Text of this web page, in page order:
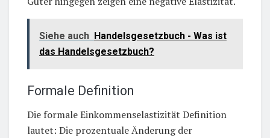
Siehe auch Handelsgesetzbuch - Was ist
das Handelsgesetzbuch?
Formale Definition
Die formale Einkommenselastizität Definition
lautet: Die prozentuale Änderung der